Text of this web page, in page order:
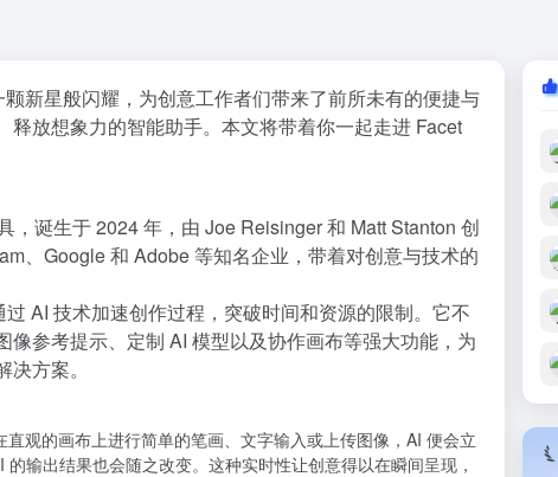
颗新星般闪耀，为创意工作者们带来了前所未有的便捷与
放想象力的智能助手。本文将带着你一起走进 Facet
诞生于 2024 年，由 Joe Reisinger 和 Matt Stanton 创
、Google 和 Adobe 等知名企业，带着对创意与技术的
AI 技术加速创作过程，突破时间和资源的限制。它不
参考提示、定制 AI 模型以及协作画布等强大功能，为
方案。
观的画布上进行简单的笔画、文字输入或上传图像，AI 便会立
输出结果也会随之改变。这种实时性让创意得以在瞬间呈现，